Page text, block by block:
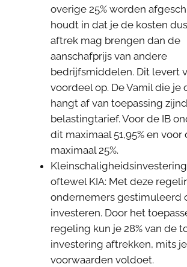
overige 25% worden
houdt in dat je de kosten
aftrek mag brengen dan de
aanschafprijs van andere
bedrijfsmiddelen. Dit levert
voordeel op. De Vamil die je
hangt af van toepassing
belastingtarief. Voor de IB
dit maximaal 51,95% en voor
maximaal 25%.
oftewel KIA: Met deze
ondernemers gestimuleerd
investeren. Door het
regeling kun je 28% van de
investering aftrekken, mits
voorwaarden voldoet.